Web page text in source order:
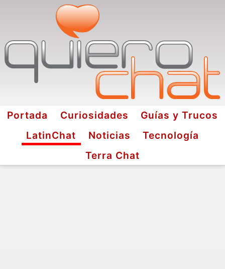
Portada Curiosidades
Guías y Trucos
LatinChat
Noticias
Tecnología
Terra Chat